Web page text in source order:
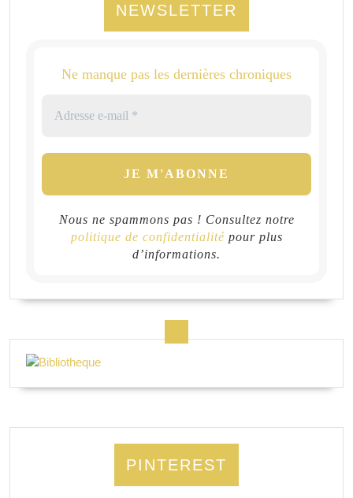
NEWSLETTER
Ne manque pas les dernières chroniques
Nous ne spammons pas ! Consultez notre
politique de confidentialitépour plus
d’informations.
PINTEREST